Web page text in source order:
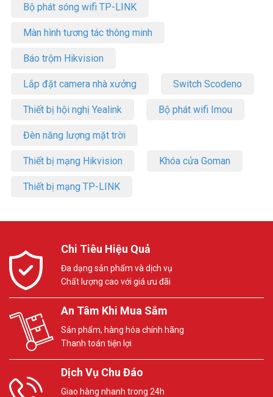
Bộ phát sóng wifi TP-LINK
Màn hình tương tác thông minh
Báo trộm Hikvision
Lắp đặt camera nhà xưởng Switch Scodeno
Thiết bị hội nghị Yealink Bộ phát wifi Imou
Đèn năng lượng mặt trời
Thiết bị mạng Hikvision Khóa cửa Goman
Thiết bị mạng TP-LINK
Chi Tiêu Hiệu Quả
Đa dạng sản phẩm và dịch vụ
Chất lượng cao với giá ưu đãi
An Tâm Khi Mua Sắm
Sản phẩm, hàng hóa chính hãng
Thanh toán tiện lợi
Dịch Vụ Chu Đáo
Giao hàng nhanh trong 24h